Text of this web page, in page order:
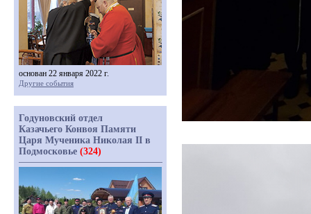
основан 22 января 2022 г.
Другие события
Годуновский отдел
Казачьего Конвоя Памяти
Царя Мученика Николая II в
Подмосковье (324)